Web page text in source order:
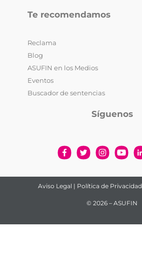
Te recomendamos
Reclama
Blog
ASUFIN en los Medios
Eventos
Buscador de sentencias
Síguenos
Aviso Legal | Política de Privacidad
© 2026 – ASUFIN